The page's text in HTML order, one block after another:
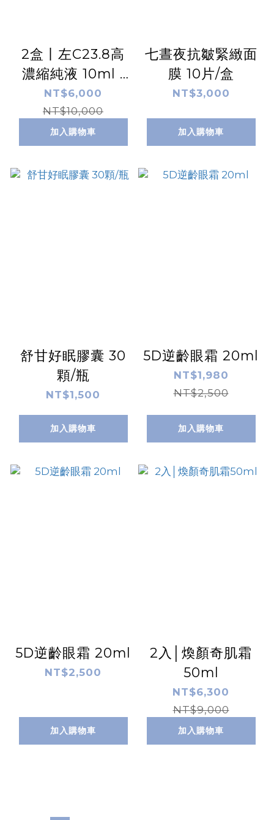
2盒丨左C23.8高
濃縮純液 10ml /
盒 x2
NT$6,000
NT$10,000
加入購物車
七晝夜抗皺緊緻面
膜 10片/盒
NT$3,000
加入購物車
舒甘好眠膠囊 30
顆/瓶
NT$1,500
加入購物車
5D逆齡眼霜 20ml
NT$1,980
NT$2,500
加入購物車
5D逆齡眼霜 20ml
NT$2,500
加入購物車
2入│煥顏奇肌霜
50ml
NT$6,300
NT$9,000
加入購物車